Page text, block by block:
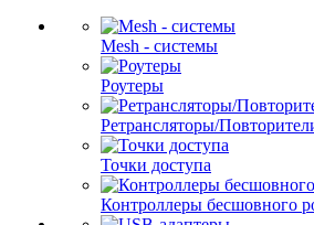
Mesh - системы
Роутеры
Ретрансляторы/
Точки доступа
Контроллеры бесшовного